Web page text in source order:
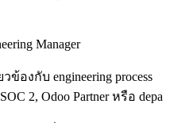
Manager
ข้องกับ engineering process
2, Odoo Partner หรือ depa